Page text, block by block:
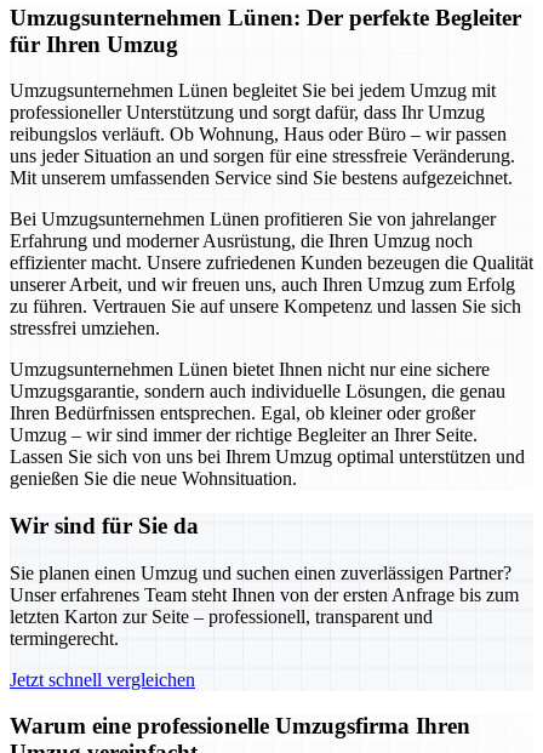
Umzugsunternehmen Lünen: Der perfekte Begleiter
für Ihren Umzug
Umzugsunternehmen Lünen begleitet Sie bei jedem Umzug mit
professioneller Unterstützung und sorgt dafür, dass Ihr Umzug
reibungslos verläuft. Ob Wohnung, Haus oder Büro – wir passen
uns jeder Situation an und sorgen für eine stressfreie Veränderung.
Mit unserem umfassenden Service sind Sie bestens aufgezeichnet.
Bei Umzugsunternehmen Lünen profitieren Sie von jahrelanger
Erfahrung und moderner Ausrüstung, die Ihren Umzug noch
effizienter macht. Unsere zufriedenen Kunden bezeugen die Qualität
unserer Arbeit, und wir freuen uns, auch Ihren Umzug zum Erfolg
zu führen. Vertrauen Sie auf unsere Kompetenz und lassen Sie sich
stressfrei umziehen.
Umzugsunternehmen Lünen bietet Ihnen nicht nur eine sichere
Umzugsgarantie, sondern auch individuelle Lösungen, die genau
Ihren Bedürfnissen entsprechen. Egal, ob kleiner oder großer
Umzug – wir sind immer der richtige Begleiter an Ihrer Seite.
Lassen Sie sich von uns bei Ihrem Umzug optimal unterstützen und
genießen Sie die neue Wohnsituation.
Wir sind für Sie da
Sie planen einen Umzug und suchen einen zuverlässigen Partner?
Unser erfahrenes Team steht Ihnen von der ersten Anfrage bis zum
letzten Karton zur Seite – professionell, transparent und
termingerecht.
Jetzt schnell vergleichen
Warum eine professionelle Umzugsfirma Ihren